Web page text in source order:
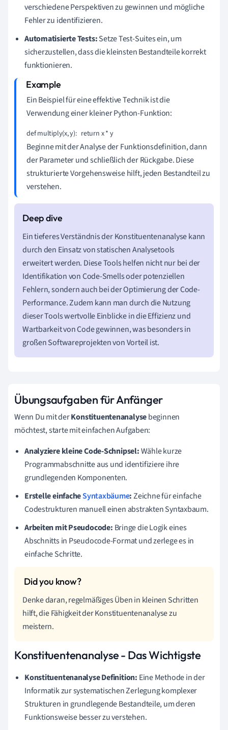
verschiedene Perspektiven zu gewinnen und mögliche
Fehler zu identifizieren.
Automatisierte Tests:Setze Test-Suites ein, um
sicherzustellen, dass die kleinsten Bestandteile korrekt
funktionieren.
Ein Beispiel für eine effektive Technik ist die
Verwendung einer kleiner Python-Funktion:
def multiply(x, y):   return x * y
Beginne mit der Analyse der Funktionsdefinition, dann
der Parameter und schließlich der Rückgabe. Diese
strukturierte Vorgehensweise hilft, jeden Bestandteil zu
verstehen.
Ein tieferes Verständnis der Konstituentenanalyse kann
durch den Einsatz von statischen Analysetools
erweitert werden. Diese Tools helfen nicht nur bei der
Identifikation von Code-Smells oder potenziellen
Fehlern, sondern auch bei der Optimierung der Code-
Performance. Zudem kann man durch die Nutzung
dieser Tools wertvolle Einblicke in die Effizienz und
Wartbarkeit von Code gewinnen, was besonders in
großen Softwareprojekten von Vorteil ist.
Übungsaufgaben für Anfänger
Wenn Du mit derKonstituentenanalysebeginnen
möchtest, starte mit einfachen Aufgaben:
Analyziere kleine Code-Schnipsel:Wähle kurze
Programmabschnitte aus und identifiziere ihre
grundlegenden Komponenten.
Erstelle einfacheSyntaxbäume:Zeichne für einfache
Codestrukturen manuell einen abstrakten Syntaxbaum.
Arbeiten mit Pseudocode: Bringe die Logik eines
Abschnitts in Pseudocode-Format und zerlege es in
einfache Schritte.
Denke daran, regelmäßiges Üben in kleinen Schritten
hilft, die Fähigkeit der Konstituentenanalyse zu
meistern.
Konstituentenanalyse - Das Wichtigste
Konstituentenanalyse Definition: Eine Methode in der
Informatik zur systematischen Zerlegung komplexer
Strukturen in grundlegende Bestandteile, um deren
Funktionsweise besser zu verstehen.